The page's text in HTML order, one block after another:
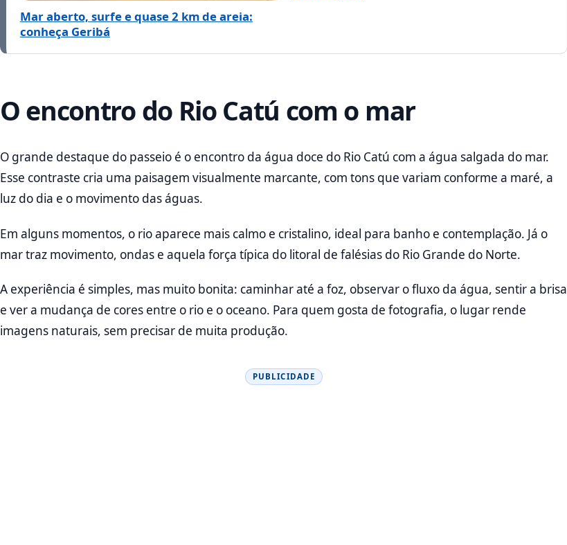
Mar aberto, surfe e quase 2 km de areia:
conheça Geribá
O encontro do Rio Catú com o mar
O grande destaque do passeio é o encontro da água doce do Rio Catú com a água salgada do mar.
Esse contraste cria uma paisagem visualmente marcante, com tons que variam conforme a maré, a
luz do dia e o movimento das águas.
Em alguns momentos, o rio aparece mais calmo e cristalino, ideal para banho e contemplação. Já o
mar traz movimento, ondas e aquela força típica do litoral de falésias do Rio Grande do Norte.
A experiência é simples, mas muito bonita: caminhar até a foz, observar o fluxo da água, sentir a brisa
e ver a mudança de cores entre o rio e o oceano. Para quem gosta de fotografia, o lugar rende
imagens naturais, sem precisar de muita produção.
PUBLICIDADE